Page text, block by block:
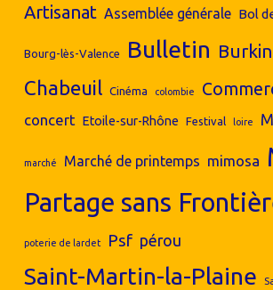
Artisanat Assemblée générale Bol
Bourg-lès-Valence Bulletin
Chabeuil Cinéma colombie
concert Etoile-sur-Rhône Festival loire
marché Marché de printemps mimosa
Partage sans
poterie de lardet Psf pérou
Saint-Martin-la-Plaine